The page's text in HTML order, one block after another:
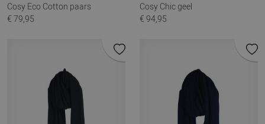
Cosy Eco Cotton paars
€ 79,95
Cosy Chic geel
€ 94,95